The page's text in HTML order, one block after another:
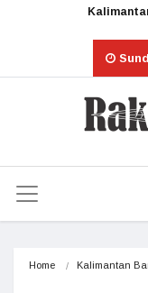
Home Kalimantan